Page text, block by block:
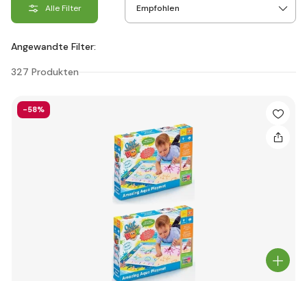
Alle Filter
Angewandte Filter:
327 Produkten
-58%